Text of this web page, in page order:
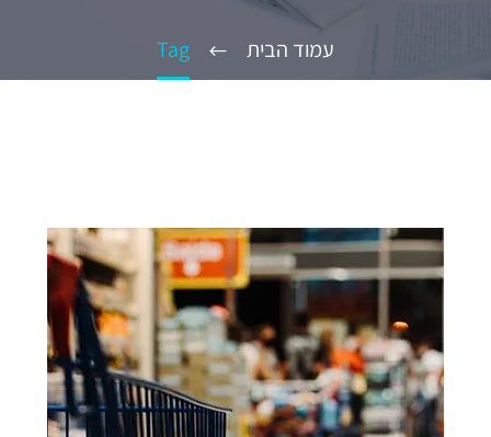
עמוד הבית Tag